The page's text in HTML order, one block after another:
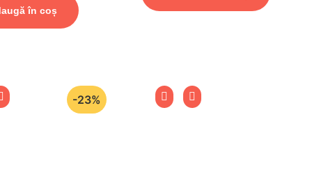
în coș
-23%